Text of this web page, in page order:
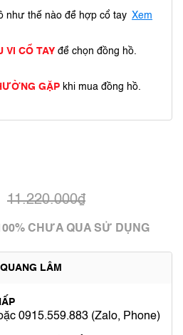
như thế nào để hợp cổ tay Xem
VI CỔ TAY để chọn đồng hồ.
GẶP khi mua đồng hồ.
11.220.000₫
CHƯA QUA SỬ DỤNG
LÂM
0915.559.883 (Zalo, Phone)